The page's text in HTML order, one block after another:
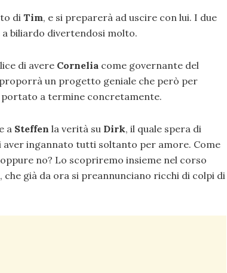
di Tim, e si preparerà ad uscire con lui. I due
biliardo divertendosi molto.
di avere Cornelia come governante del
un progetto geniale che però per
a termine concretamente.
a Steffen la verità su Dirk, il quale spera di
aver ingannato tutti soltanto per amore. Come
no? Lo scopriremo insieme nel corso
che già da ora si preannunciano ricchi di colpi di